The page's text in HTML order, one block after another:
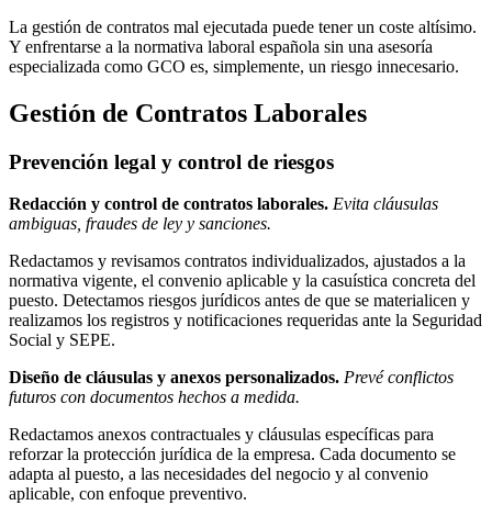
La gestión de contratos mal ejecutada puede tener un coste altísimo.
Y enfrentarse a la normativa laboral española sin una asesoría
especializada como GCO es, simplemente, un riesgo innecesario.
Gestión de Contratos Laborales
Prevención legal y control de riesgos
Redacción y control de contratos laborales. Evita cláusulas
ambiguas, fraudes de ley y sanciones.
Redactamos y revisamos contratos individualizados, ajustados a la
normativa vigente, el convenio aplicable y la casuística concreta del
puesto. Detectamos riesgos jurídicos antes de que se materialicen y
realizamos los registros y notificaciones requeridas ante la Seguridad
Social y SEPE.
Diseño de cláusulas y anexos personalizados. Prevé conflictos
futuros con documentos hechos a medida.
Redactamos anexos contractuales y cláusulas específicas para
reforzar la protección jurídica de la empresa. Cada documento se
adapta al puesto, a las necesidades del negocio y al convenio
aplicable, con enfoque preventivo.